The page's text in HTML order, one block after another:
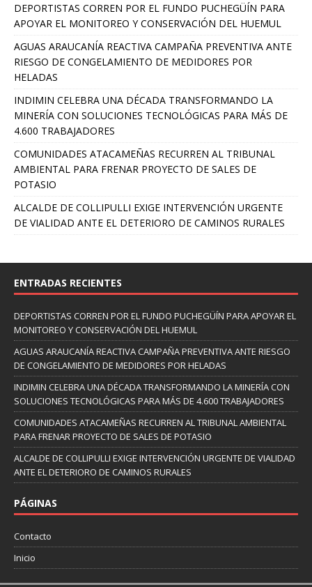
DEPORTISTAS CORREN POR EL FUNDO PUCHEGÜÍN PARA
APOYAR EL MONITOREO Y CONSERVACIÓN DEL HUEMUL
AGUAS ARAUCANÍA REACTIVA CAMPAÑA PREVENTIVA ANTE
RIESGO DE CONGELAMIENTO DE MEDIDORES POR
HELADAS
INDIMIN CELEBRA UNA DÉCADA TRANSFORMANDO LA
MINERÍA CON SOLUCIONES TECNOLÓGICAS PARA MÁS DE
4.600 TRABAJADORES
COMUNIDADES ATACAMEÑAS RECURREN AL TRIBUNAL
AMBIENTAL PARA FRENAR PROYECTO DE SALES DE
POTASIO
ALCALDE DE COLLIPULLI EXIGE INTERVENCIÓN URGENTE
DE VIALIDAD ANTE EL DETERIORO DE CAMINOS RURALES
ENTRADAS RECIENTES
DEPORTISTAS CORREN POR EL FUNDO PUCHEGÜÍN PARA APOYAR EL
MONITOREO Y CONSERVACIÓN DEL HUEMUL
AGUAS ARAUCANÍA REACTIVA CAMPAÑA PREVENTIVA ANTE RIESGO
DE CONGELAMIENTO DE MEDIDORES POR HELADAS
INDIMIN CELEBRA UNA DÉCADA TRANSFORMANDO LA MINERÍA CON
SOLUCIONES TECNOLÓGICAS PARA MÁS DE 4.600 TRABAJADORES
COMUNIDADES ATACAMEÑAS RECURREN AL TRIBUNAL AMBIENTAL
PARA FRENAR PROYECTO DE SALES DE POTASIO
ALCALDE DE COLLIPULLI EXIGE INTERVENCIÓN URGENTE DE VIALIDAD
ANTE EL DETERIORO DE CAMINOS RURALES
PÁGINAS
Contacto
Inicio